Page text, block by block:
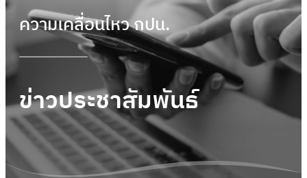
ความเคลื่อนไหว กปน.
ข่าวประชาสัมพันธ์